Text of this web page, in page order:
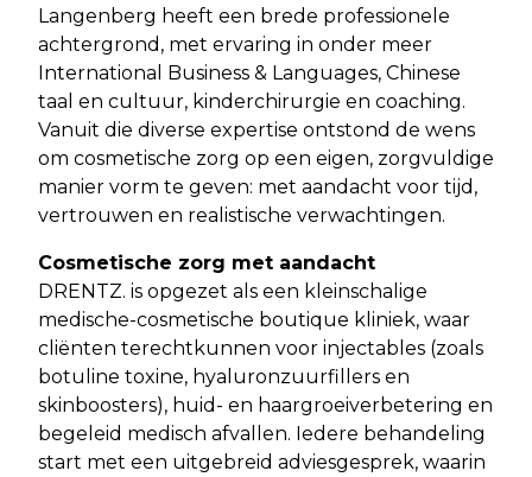
Langenberg heeft een brede professionele
achtergrond, met ervaring in onder meer
International Business & Languages, Chinese
taal en cultuur, kinderchirurgie en coaching.
Vanuit die diverse expertise ontstond de wens
om cosmetische zorg op een eigen, zorgvuldige
manier vorm te geven: met aandacht voor tijd,
vertrouwen en realistische verwachtingen.
Cosmetische zorg met aandacht
DRENTZ. is opgezet als een kleinschalige
medische-cosmetische boutique kliniek, waar
cliënten terechtkunnen voor injectables (zoals
botuline toxine, hyaluronzuurfillers en
skinboosters), huid- en haargroeiverbetering en
begeleid medisch afvallen. Iedere behandeling
start met een uitgebreid adviesgesprek, waarin